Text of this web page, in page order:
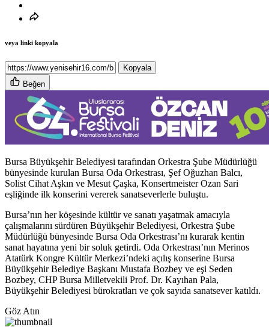
veya linki kopyala
Kopyala
Beğen
Bursa Büyükşehir Belediyesi tarafından Orkestra Şube Müdürlüğü
bünyesinde kurulan Bursa Oda Orkestrası, Şef Oğuzhan Balcı,
Solist Cihat Aşkın ve Mesut Çaşka, Konsertmeister Ozan Sari
eşliğinde ilk konserini vererek sanatseverlerle buluştu.
Bursa’nın her köşesinde kültür ve sanatı yaşatmak amacıyla
çalışmalarını sürdüren Büyükşehir Belediyesi, Orkestra Şube
Müdürlüğü bünyesinde Bursa Oda Orkestrası’nı kurarak kentin
sanat hayatına yeni bir soluk getirdi. Oda Orkestrası’nın Merinos
Atatürk Kongre Kültür Merkezi’ndeki açılış konserine Bursa
Büyükşehir Belediye Başkanı Mustafa Bozbey ve eşi Seden
Bozbey, CHP Bursa Milletvekili Prof. Dr. Kayıhan Pala,
Büyükşehir Belediyesi bürokratları ve çok sayıda sanatsever katıldı.
Göz Atın